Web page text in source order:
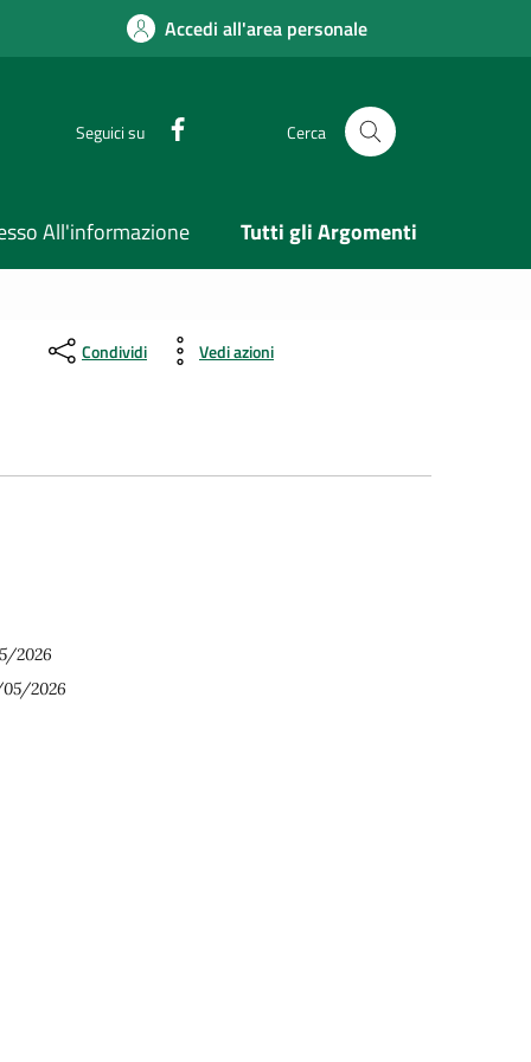
Accedi all'area personale
Seguici su Cerca
All'informazione Tutti gli Argomenti
Condividi Vedi azioni
2026
2026